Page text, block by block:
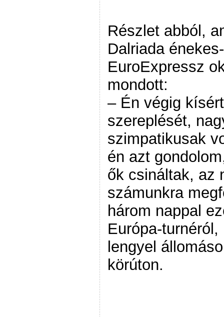
Részlet abból,
Dalriada
EuroExpressz
mondott:
– Én végig
szereplését,
szimpatikusak
én azt
ők csináltak, az
számunkra
három nappal
Európa-
lengyel
körúton.